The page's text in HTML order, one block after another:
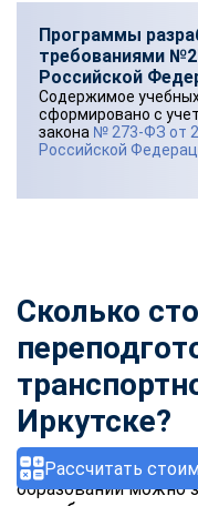
Рассчитать
Программы
требованиями
Российской
Содержимое
сформировано с
закона № 273-ФЗ от
Российской
Сколько
Иркутске?
Освоить новую
образовании можно